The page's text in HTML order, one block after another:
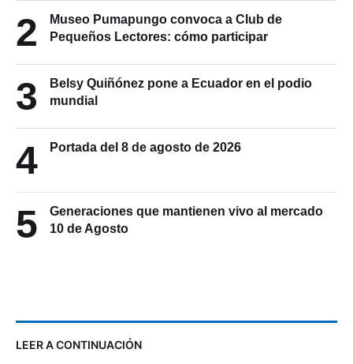
2
Museo Pumapungo convoca a Club de
Pequeños Lectores: cómo participar
3
Belsy Quiñónez pone a Ecuador en el podio
mundial
4 Portada del 8 de agosto de 2026
5
Generaciones que mantienen vivo al mercado
10 de Agosto
LEER A CONTINUACIÓN